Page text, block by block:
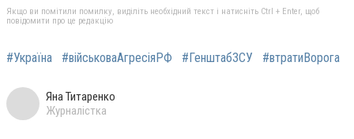
Якщо ви помітили помилку, виділіть необхідний текст і натисніть Ctrl + Enter, щоб
повідомити про це редакцію
#Україна #військоваАгресіяРФ #ГенштабЗСУ #втратиВорога
Яна Титаренко
Журналістка